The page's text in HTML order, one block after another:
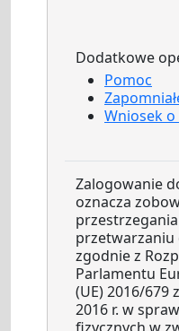
Dodatkowe
Pomoc
Wniosek
Zalogowanie
oznacza
przetwarzaniu
zgodnie z
Parlamentu
(UE) 2016/679
2016 r. w